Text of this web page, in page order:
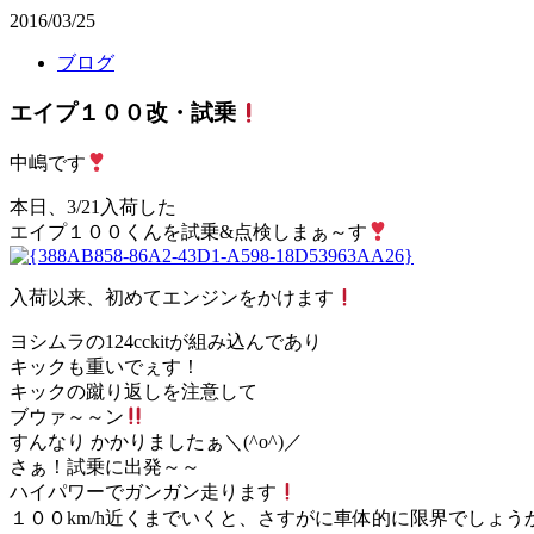
2016/03/25
ブログ
エイプ１００改・試乗
中嶋です
本日、3/21入荷した
エイプ１００くんを試乗&点検しまぁ～す
入荷以来、初めてエンジンをかけます
ヨシムラの124cckitが組み込んであり
キックも重いでぇす！
キックの蹴り返しを注意して
ブウァ～～ン
すんなり かかりましたぁ＼(^o^)／
さぁ！試乗に出発～～
ハイパワーでガンガン走ります
１００km/h近くまでいくと、さすがに車体的に限界でしょう